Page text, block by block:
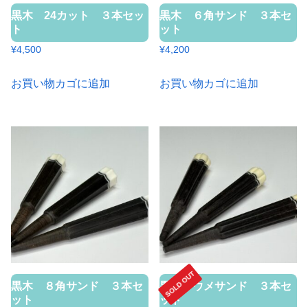
黒木 24カット ３本セッ
ト
¥4,500
お買い物カゴに追加
黒木 ６角サンド ３本セ
ット
¥4,200
お買い物カゴに追加
黒木 ８角サンド ３本セ
ット
SOLD OUT
黒木 ウメサンド ３本セ
ット